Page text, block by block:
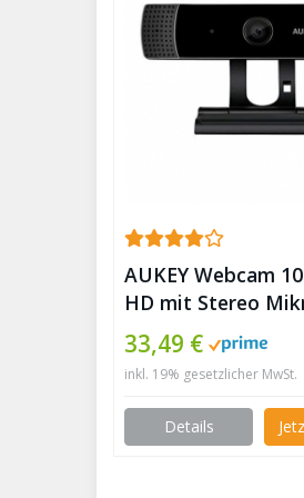
AUKEY Webcam
HD mit Stereo
33,49 €
inkl. 19% gesetzlicher MwSt.
Details